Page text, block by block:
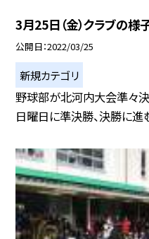
3月25日（金）クラブの様
公開日 2022/03/25
新規カテゴリ
野球部が北河内大会準々決
日曜日に準決勝、決勝に進